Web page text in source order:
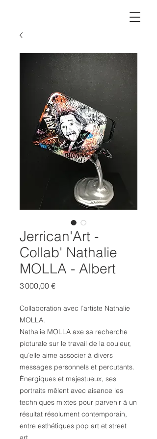
Jerrican'Art -
Collab' Nathalie
MOLLA - Albert
3 000,00 €Prix
Collaboration avec l’artiste Nathalie
MOLLA.
Nathalie MOLLA axe sa recherche
picturale sur le travail de la couleur,
qu’elle aime associer à divers
messages personnels et percutants.
Énergiques et majestueux, ses
portraits mêlent avec aisance les
techniques mixtes pour parvenir à un
résultat résolument contemporain,
entre esthétiques pop art et street